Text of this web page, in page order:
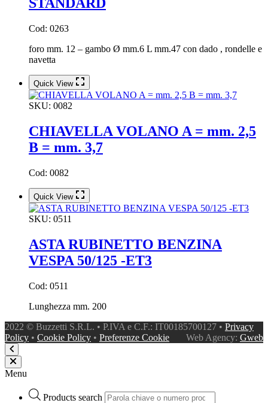
STANDARD
Cod: 0263
foro mm. 12 – gambo Ø mm.6 L mm.47 con dado , rondelle e
navetta
Quick View
SKU: 0082
CHIAVELLA VOLANO A = mm. 2,5
B = mm. 3,7
Cod: 0082
Quick View
SKU: 0511
ASTA RUBINETTO BENZINA
VESPA 50/125 -ET3
Cod: 0511
Lunghezza mm. 200
2022 © Buzzetti S.R.L. • P.IVA e C.F.: IT00185700127 • Privacy
Policy • Cookie Policy • Preferenze Cookie Web Agency: Gweb
Menu
Products search